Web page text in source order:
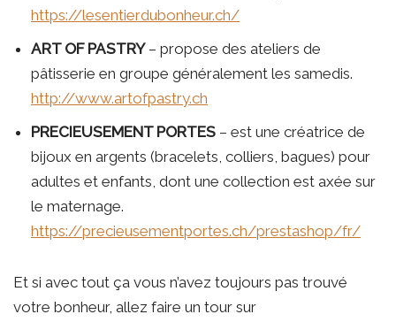
https://lesentierdubonheur.ch/
ART OF PASTRY– propose des ateliers de
pâtisserie en groupe généralement les samedis.
http://www.artofpastry.ch
PRECIEUSEMENT PORTES – est une créatrice de
bijoux en argents (bracelets, colliers, bagues) pour
adultes et enfants, dont une collection est axée sur
le maternage.
https://precieusementportes.ch/prestashop/fr/
Et si avec tout ça vous n’avez toujours pas trouvé
votre bonheur, allez faire un tour sur